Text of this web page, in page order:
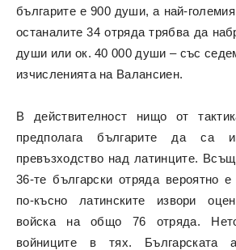
българите е 900 души, а най-
останалите 34 отряда трябва да
души или ок. 40 000 души – със
изчисленията на Валансиен.
В действителност нищо от
предполага българите да са
превъзходство над латинците.
36-те български отряда вероятно
по-късно латинските извори
войска на общо 76 отряда.
войниците в тях. Българската